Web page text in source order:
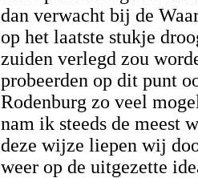
dan verwacht bij de
op het laatste stukje
zuiden verlegd zou
probeerden op dit punt
Rodenburg zo veel
nam ik steeds de meest
deze wijze liepen wij
weer op de uitgezette